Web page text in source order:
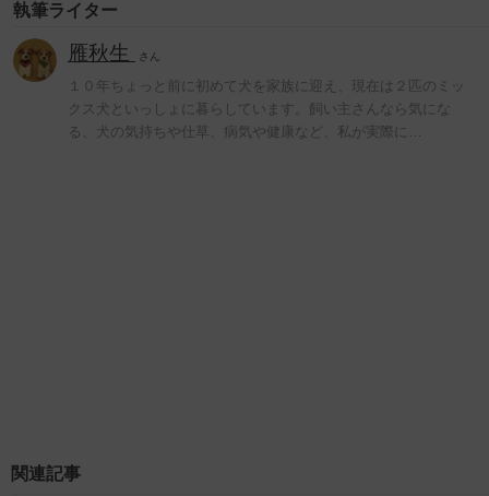
執筆ライター
雁秋生 さん
１０年ちょっと前に初めて犬を家族に迎え、現在は２匹のミッ
クス犬といっしょに暮らしています。飼い主さんなら気にな
る、犬の気持ちや仕草、病気や健康など、私が実際に…
関連記事